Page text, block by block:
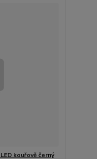
kouřově černý